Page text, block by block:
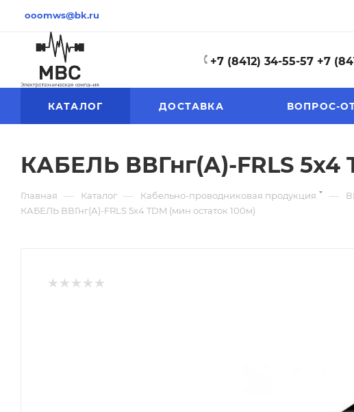
ooomws@bk.ru
+7 (8412) 34-55-57 +7
КАТАЛОГ ДОСТАВКА ВОПРОС-
КАБЕЛЬ ВВГнг(А)-FRLS 5х4
Главная — Каталог — Кабельно-проводниковая продукция —
КАБЕЛЬ ВВГнг(А)-FRLS 5х4 TDM (мин остаток 100м)